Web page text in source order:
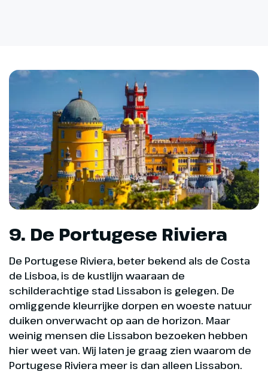
9. De Portugese Riviera
De Portugese Riviera, beter bekend als de Costa
de Lisboa, is de kustlijn waaraan de
schilderachtige stad Lissabon is gelegen. De
omliggende kleurrijke dorpen en woeste natuur
duiken onverwacht op aan de horizon. Maar
weinig mensen die Lissabon bezoeken hebben
hier weet van. Wij laten je graag zien waarom de
Portugese Riviera meer is dan alleen Lissabon.